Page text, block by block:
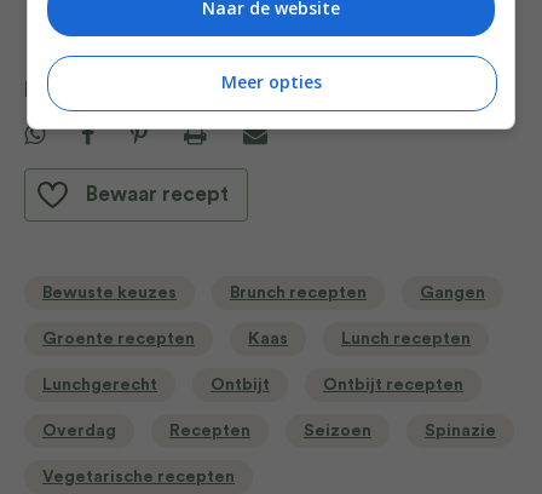
Deel dit recept
Bewaar recept
Bewuste keuzes Brunch recepten Gangen
Groente recepten Kaas Lunch recepten
Lunchgerecht Ontbijt Ontbijt recepten
Overdag Recepten Seizoen Spinazie
Vegetarische recepten
Naar de website
Meer opties